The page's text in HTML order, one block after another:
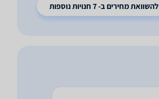
להשוואת מחירים ב- 7 חנויות נוספות